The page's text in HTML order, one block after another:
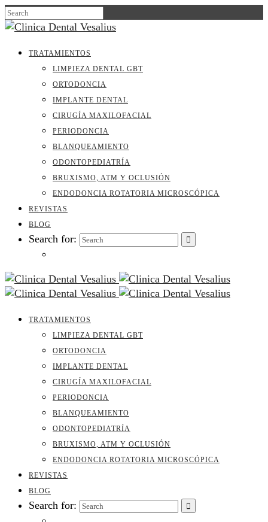
TRATAMIENTOS
LIMPIEZA DENTAL GBT
ORTODONCIA
IMPLANTE DENTAL
CIRUGÍA MAXILOFACIAL
PERIODONCIA
BLANQUEAMIENTO
ODONTOPEDIATRÍA
BRUXISMO, ATM Y OCLUSIÓN
ENDODONCIA ROTATORIA MICROSCÓPICA
REVISTAS
BLOG
Search for:
TRATAMIENTOS
LIMPIEZA DENTAL GBT
ORTODONCIA
IMPLANTE DENTAL
CIRUGÍA MAXILOFACIAL
PERIODONCIA
BLANQUEAMIENTO
ODONTOPEDIATRÍA
BRUXISMO, ATM Y OCLUSIÓN
ENDODONCIA ROTATORIA MICROSCÓPICA
REVISTAS
BLOG
Search for: